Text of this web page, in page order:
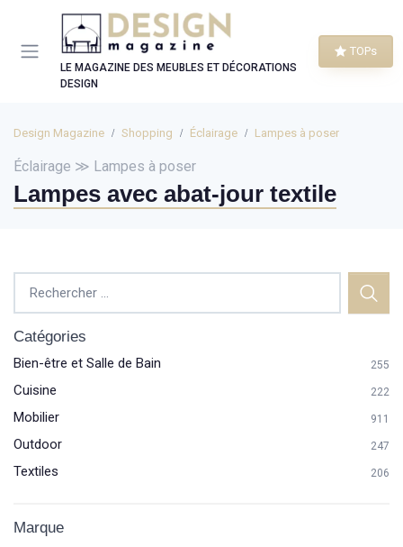
LE MAGAZINE DES MEUBLES ET DÉCORATIONS
DESIGN
TOPs
Design Magazine Shopping Éclairage Lampes à poser
Éclairage ≫ Lampes à poser
Lampes avec abat-jour textile
Catégories
Bien-être et Salle de Bain 255
Cuisine 222
Mobilier 911
Outdoor 247
Textiles 206
Marque
Panneau de gestion des cookies